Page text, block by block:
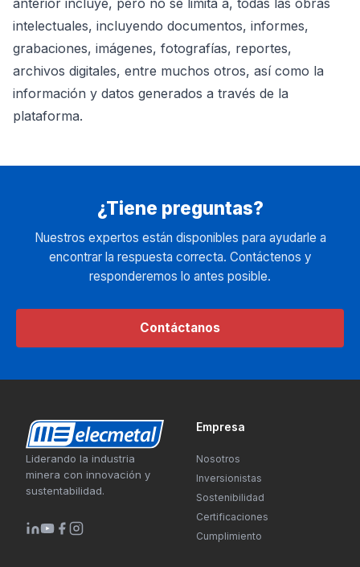
anterior incluye, pero no se limita a, todas las obras
intelectuales, incluyendo documentos, informes,
grabaciones, imágenes, fotografías, reportes,
archivos digitales, entre muchos otros, así como la
información y datos generados a través de la
plataforma.
¿Tiene preguntas?
Nuestros expertos están disponibles para ayudarle a
encontrar la respuesta correcta. Contáctenos y
responderemos lo antes posible.
Contáctanos
Liderando la industria
minera con innovación y
sustentabilidad.
Empresa
Nosotros
Inversionistas
Sostenibilidad
Certificaciones
Cumplimiento